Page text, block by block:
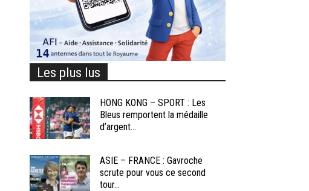
Les plus lus
HONG KONG – SPORT : Les
Bleus remportent la médaille
d’argent...
ASIE – FRANCE : Gavroche
scrute pour vous ce second
tour...